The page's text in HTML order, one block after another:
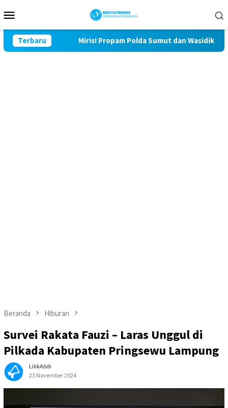
ke
Mobile
Terbaru Miris! Propam Polda Sumut dan Wasidik
Beranda Hiburan
Survei Rakata Fauzi – Laras Unggul di
Pilkada Kabupaten Pringsewu Lampung
LilikAbdi
23 November 2024